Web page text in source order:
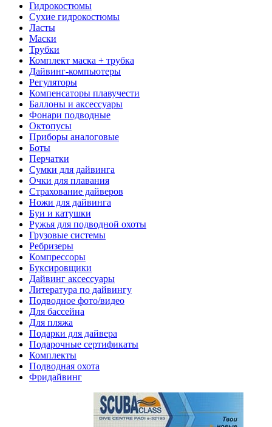
Гидрокостюмы
Сухие гидрокостюмы
Ласты
Маски
Трубки
Комплект маска + трубка
Дайвинг-компьютеры
Регуляторы
Компенсаторы плавучести
Баллоны и аксессуары
Фонари подводные
Октопусы
Приборы аналоговые
Боты
Перчатки
Сумки для дайвинга
Очки для плавания
Страхование дайверов
Ножи для дайвинга
Буи и катушки
Ружья для подводной охоты
Грузовые системы
Ребризеры
Компрессоры
Буксировщики
Дайвинг аксессуары
Литература по дайвингу
Подводное фото/видео
Для бассейна
Для пляжа
Подарки для дайвера
Подарочные сертификаты
Комплекты
Подводная охота
Фридайвинг